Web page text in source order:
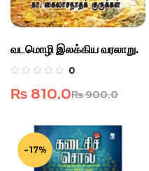
வடமொழி இலக்கிய வரலாறு.
0
₨900.0
₨ 810.0
-17%